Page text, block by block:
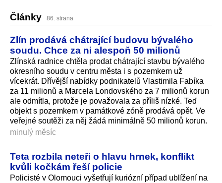
Články 86. strana
Zlín prodává chátrající budovu bývalého
soudu. Chce za ni alespoň 50 milionů
Zlínská radnice chtěla prodat chátrající stavbu bývalého
okresního soudu v centru města i s pozemkem už
vícekrát. Dřívější nabídky podnikatelů Vlastimila Fabíka
za 11 milionů a Marcela Londovského za 7 milionů korun
ale odmítla, protože je považovala za příliš nízké. Teď
objekt s pozemkem v památkové zóně prodává opět. Ve
veřejné soutěži za něj žádá minimálně 50 milionů korun.
minulý měsíc
Teta rozbila neteři o hlavu hrnek, konflikt
kvůli kočkám řeší policie
Policisté v Olomouci vyšetřují kuriózní případ ublížení na